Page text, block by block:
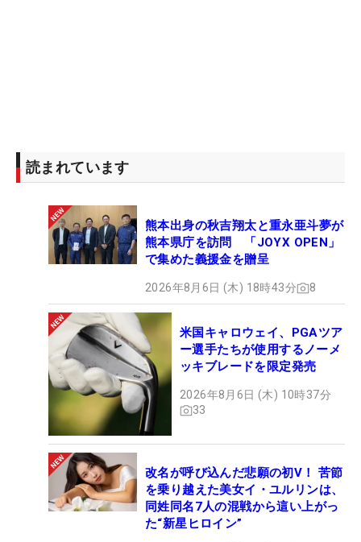
読まれています
熊本出身の秋吉翔太と重永亜斗夢が
熊本県庁を訪問 「JOYX OPEN」
で集めた義援金を贈呈
2026年8月6日 (木) 18時43分 8
米国キャロウェイ、PGAツア
ー選手たちが使用するノーメ
ッキブレードを限定発売
2026年8月6日 (木) 10時37分
33
改名が呼び込んだ悲願の初V！ 苦節
を乗り越えた美女イ・ユルリンは、
同姓同名7人の混戦から這い上がっ
た“新星ヒロイン”